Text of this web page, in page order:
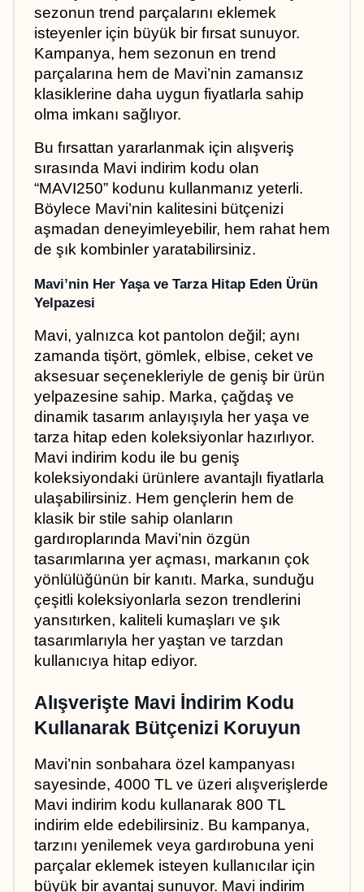
sezonun trend parçalarını eklemek
isteyenler için büyük bir fırsat sunuyor.
Kampanya, hem sezonun en trend
parçalarına hem de Mavi’nin zamansız
klasiklerine daha uygun fiyatlarla sahip
olma imkanı sağlıyor.
Bu fırsattan yararlanmak için alışveriş
sırasında Mavi indirim kodu olan
“MAVI250” kodunu kullanmanız yeterli.
Böylece Mavi’nin kalitesini bütçenizi
aşmadan deneyimleyebilir, hem rahat hem
de şık kombinler yaratabilirsiniz.
Mavi’nin Her Yaşa ve Tarza Hitap Eden Ürün
Yelpazesi
Mavi, yalnızca kot pantolon değil; aynı
zamanda tişört, gömlek, elbise, ceket ve
aksesuar seçenekleriyle de geniş bir ürün
yelpazesine sahip. Marka, çağdaş ve
dinamik tasarım anlayışıyla her yaşa ve
tarza hitap eden koleksiyonlar hazırlıyor.
Mavi indirim kodu ile bu geniş
koleksiyondaki ürünlere avantajlı fiyatlarla
ulaşabilirsiniz. Hem gençlerin hem de
klasik bir stile sahip olanların
gardıroplarında Mavi’nin özgün
tasarımlarına yer açması, markanın çok
yönlülüğünün bir kanıtı. Marka, sunduğu
çeşitli koleksiyonlarla sezon trendlerini
yansıtırken, kaliteli kumaşları ve şık
tasarımlarıyla her yaştan ve tarzdan
kullanıcıya hitap ediyor.
Alışverişte Mavi İndirim Kodu
Kullanarak Bütçenizi Koruyun
Mavi’nin sonbahara özel kampanyası
sayesinde, 4000 TL ve üzeri alışverişlerde
Mavi indirim kodu kullanarak 800 TL
indirim elde edebilirsiniz. Bu kampanya,
tarzını yenilemek veya gardırobuna yeni
parçalar eklemek isteyen kullanıcılar için
büyük bir avantaj sunuyor. Mavi indirim